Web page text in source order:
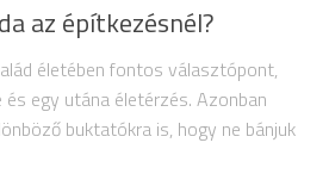
az építkezésnél?
életében fontos választópont,
egy utána életérzés. Azonban
buktatókra is, hogy ne bánjuk